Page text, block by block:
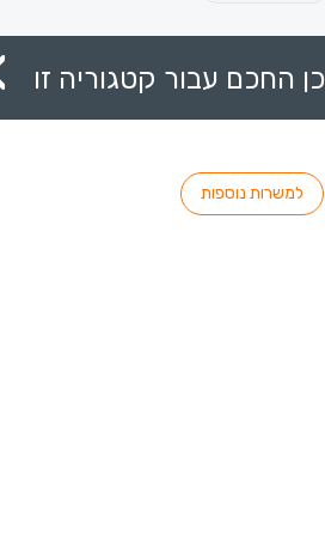
החכם עבור קטגוריה זו
למשרות נוספות